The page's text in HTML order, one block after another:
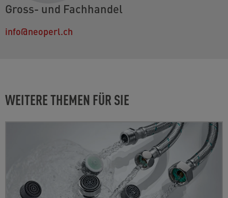
Gross- und Fachhandel
info@neoperl.ch
WEITERE THEMEN FÜR SIE